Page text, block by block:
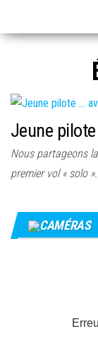
Jeune
Nous partageons
premier vol « solo
CAMÉRAS